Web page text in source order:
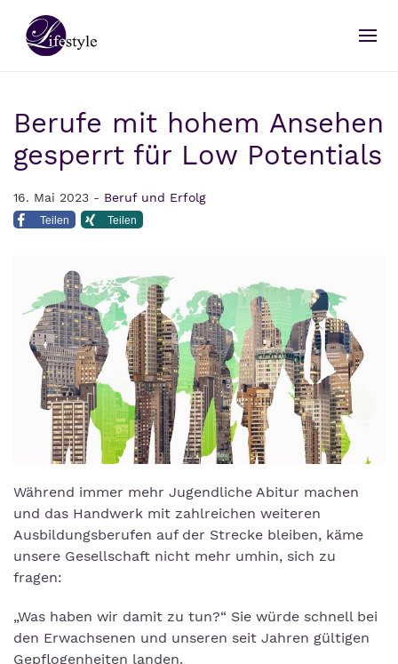
Berufe mit hohem Ansehen
gesperrt für Low Potentials
16. Mai 2023 - Beruf und Erfolg
Teilen Teilen
Während immer mehr Jugendliche Abitur machen
und das Handwerk mit zahlreichen weiteren
Ausbildungsberufen auf der Strecke bleiben, käme
unsere Gesellschaft nicht mehr umhin, sich zu
fragen:
„Was haben wir damit zu tun?“ Sie würde schnell bei
den Erwachsenen und unseren seit Jahren gültigen
Gepflogenheiten landen.